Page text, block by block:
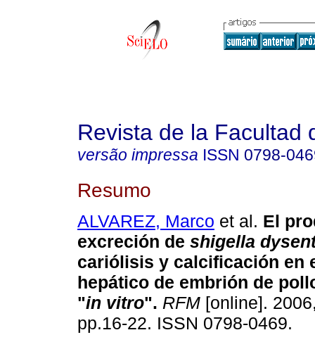
Revista de la Facultad
versão impressa ISSN 0798-
Resumo
ALVAREZ, Marco et al. El
excreción de shigella
cariólisis y calcificación en
hepático de embrión de
"in vitro". RFM [online].
pp.16-22. ISSN 0798-0469.